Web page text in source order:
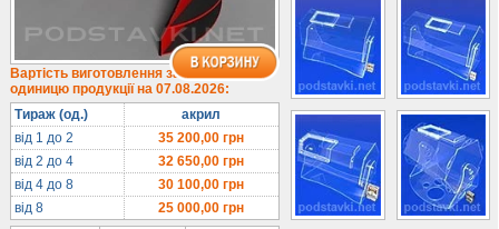
Під посуд
Під поліграфію
Навісні кишені
Менюхолдери
Під мобільні
Під біжутерію
Гірки та подіуми
Вартість виготовлення за
одиницю продукції на 07.08.2026:
Тираж (од.)
акрил
від 1 до 2
35 200,00 грн
від 2 до 4
32 650,00 грн
від 4 до 8
30 100,00 грн
від 8
25 000,00 грн